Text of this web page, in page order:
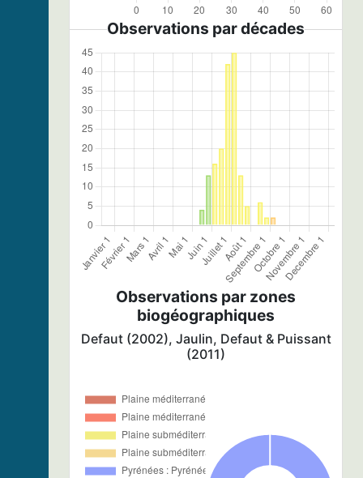
Observations par décades
Observations par zones
biogéographiques
Defaut (2002), Jaulin, Defaut & Puissant
(2011)